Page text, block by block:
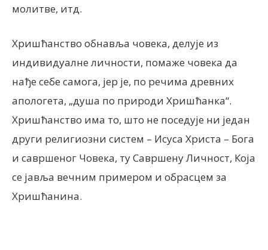
молитве, итд.
Хришћанство обнавља човека, делује из
индивидуалне личности, помаже човека да
нађе себе самога, јер је, по речима древних
апологета, „душа по природи Хришћанка“.
Хришћанство има то, што не поседује ни један
други религиозни систем – Исуса Христа – Бога
и савршеног Човека, ту Савршену Личност, Која
се јавља вечним примером и обрасцем за
Хришћанина.